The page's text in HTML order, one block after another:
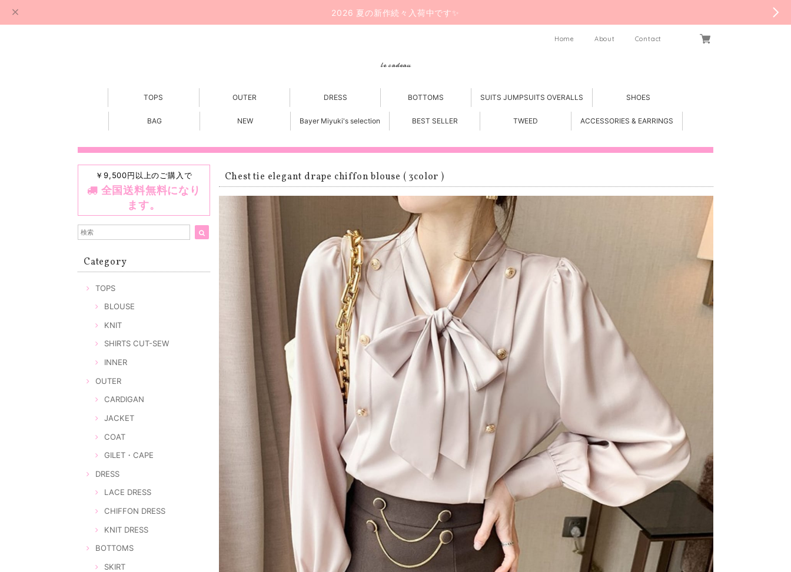
2026 夏の新作続々入荷中です✨
Home About Contact
le cadeau
TOPS OUTER DRESS BOTTOMS SUITS JUMPSUITS OVERALLS SHOES
BAG NEW Bayer Miyuki's selection BEST SELLER TWEED ACCESSORIES & EARRINGS
￥9,500円以上のご購入で
全国送料無料になり
ます。
Category
TOPS
BLOUSE
KNIT
SHIRTS CUT-SEW
INNER
OUTER
CARDIGAN
JACKET
COAT
GILET・CAPE
DRESS
LACE DRESS
CHIFFON DRESS
KNIT DRESS
BOTTOMS
SKIRT
Chest tie elegant drape chiffon blouse ( 3color )